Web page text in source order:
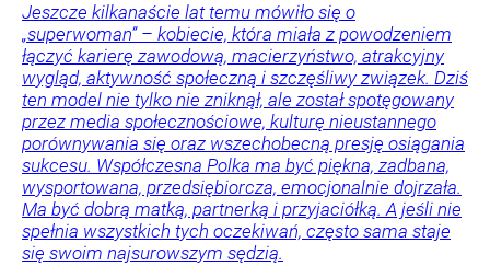
Jeszcze kilkanaście lat temu mówiło się o
„superwoman” – kobiecie, która miała z powodzeniem
łączyć karierę zawodową, macierzyństwo, atrakcyjny
wygląd, aktywność społeczną i szczęśliwy związek. Dziś
ten model nie tylko nie zniknął, ale został spotęgowany
przez media społecznościowe, kulturę nieustannego
porównywania się oraz wszechobecną presję osiągania
sukcesu. Współczesna Polka ma być piękna, zadbana,
wysportowana, przedsiębiorcza, emocjonalnie dojrzała.
Ma być dobrą matką, partnerką i przyjaciółką. A jeśli nie
spełnia wszystkich tych oczekiwań, często sama staje
się swoim najsurowszym sędzią.